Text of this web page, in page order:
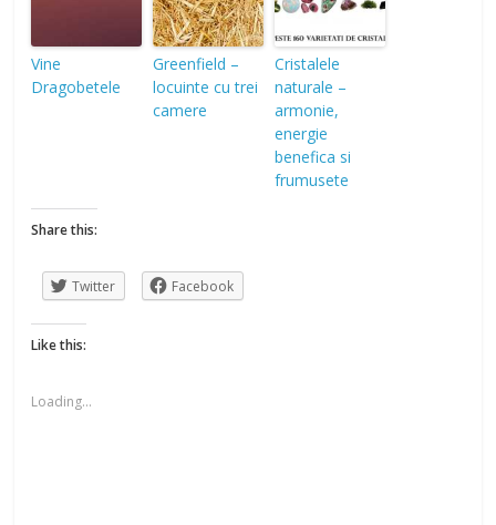
Vine
Dragobetele
Greenfield –
locuinte cu trei
camere
Cristalele
naturale –
armonie,
energie
benefica si
frumusete
Share this:
Twitter Facebook
Like this:
Loading...